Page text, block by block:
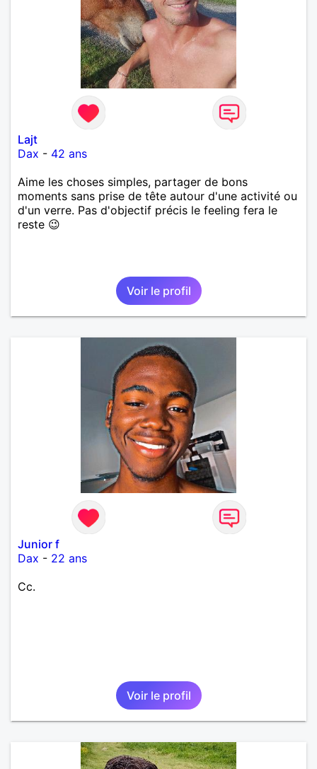
Lajt
Dax - 42 ans
Aime les choses simples, partager de bons
moments sans prise de tête autour d'une activité ou
d'un verre. Pas d'objectif précis le feeling fera le
reste 😉
Voir le profil
Junior f
Dax - 22 ans
Cc.
Voir le profil